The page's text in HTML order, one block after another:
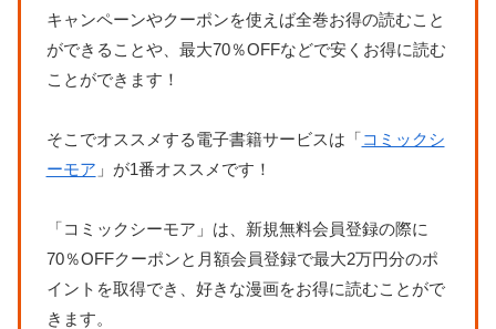
キャンペーンやクーポンを使えば全巻お得の読むこと
ができることや、最大70％OFFなどで安くお得に読む
ことができます！
そこでオススメする電子書籍サービスは「コミックシ
ーモア 」が1番オススメです！
「コミックシーモア」は、新規無料会員登録の際に
70％OFFクーポンと月額会員登録で最大2万円分のポ
イントを取得でき、好きな漫画をお得に読むことがで
きます。